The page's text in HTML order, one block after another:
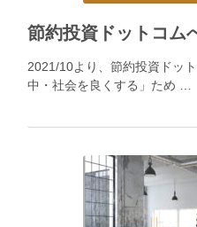
節約投資ドットコム
2021/10より、節約投資ドッ
中・社会を良くする」ため …